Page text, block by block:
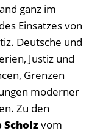
ganz im
Einsatzes von
Deutsche und
Justiz und
Grenzen
moderner
Zu den
Scholzvom